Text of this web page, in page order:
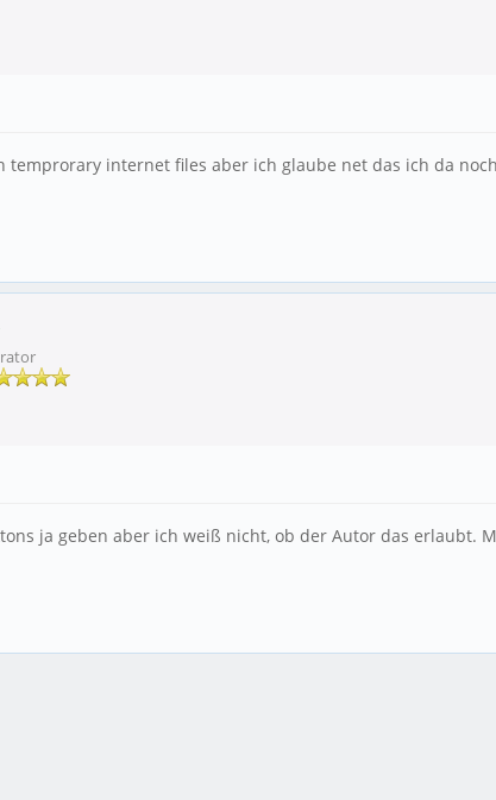
temprorary internet files aber ich glaube net das ich da
ja geben aber ich weiß nicht, ob der Autor das erlaubt.